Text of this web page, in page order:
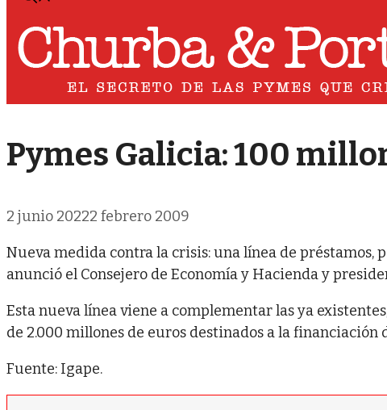
Pymes Galicia: 100
2 junio 20222 febrero 2009
Nueva medida contra la crisis: una línea de préstamos,
anunció el Consejero de Economía y Hacienda y
Esta nueva línea viene a complementar las ya
de 2.000 millones de euros destinados a la financiación
Fuente: Igape.